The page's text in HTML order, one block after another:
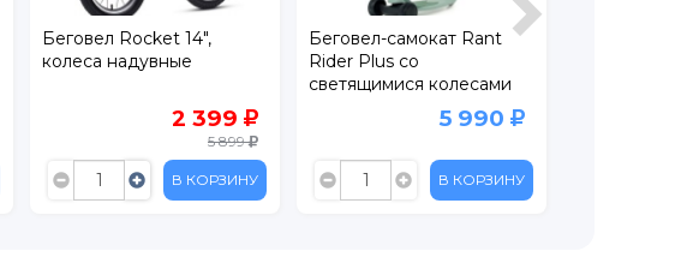
Беговел-самокат Rant
Rider Plus со
5 990
В КОРЗИНУ
Беговел двухколесный
Amarobaby Twinkle
5 600
В КОРЗИНУ